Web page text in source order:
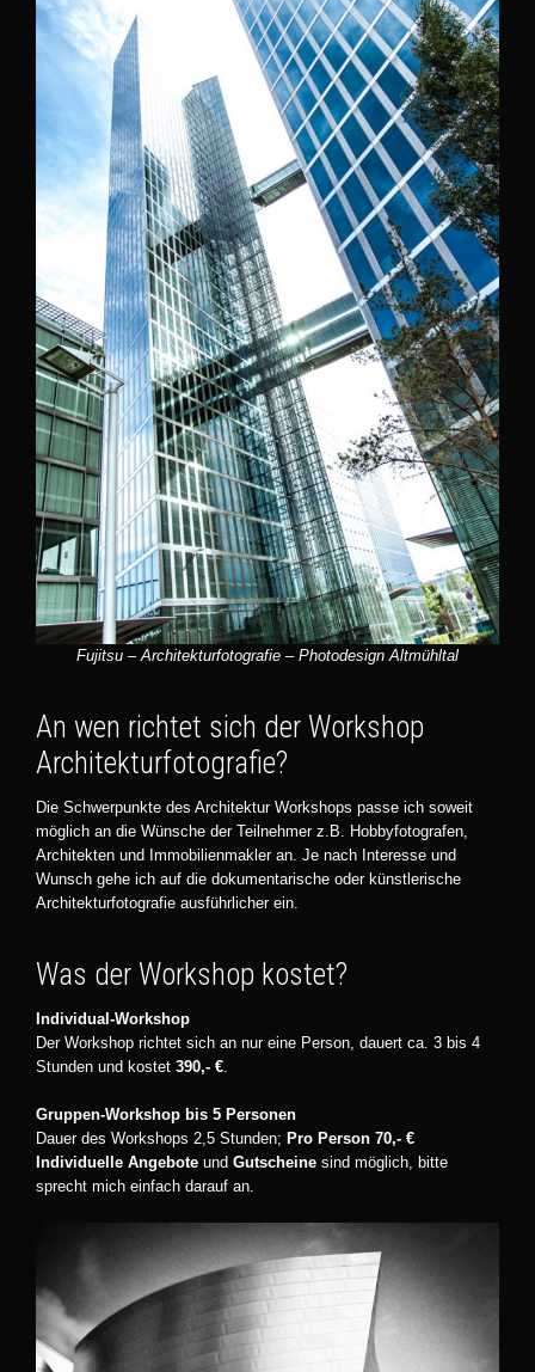
Fujitsu – Architekturfotografie – Photodesign Altmühltal
An wen richtet sich der Workshop
Architekturfotografie?
Die Schwerpunkte des Architektur Workshops passe ich soweit
möglich an die Wünsche der Teilnehmer z.B. Hobbyfotografen,
Architekten und Immobilienmakler an. Je nach Interesse und
Wunsch gehe ich auf die dokumentarische oder künstlerische
Architekturfotografie ausführlicher ein.
Was der Workshop kostet?
Individual-Workshop
Der Workshop richtet sich an nur eine Person, dauert ca. 3 bis 4
Stunden und kostet 390,- €
Gruppen-Workshop bis 5 Personen
Dauer des Workshops 2,5 Stunden; Pro Person 70,- €
Individuelle Angebote und Gutscheine sind möglich, bitte
sprecht mich einfach darauf an.